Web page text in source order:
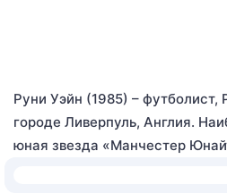
Руни Уэйн (1985) – футболист,
городе Ливерпуль, Англия.
юная звезда «Манчестер